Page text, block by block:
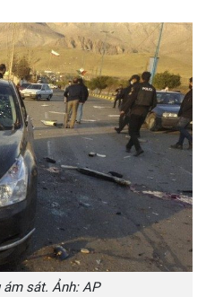
sát. Ảnh: AP